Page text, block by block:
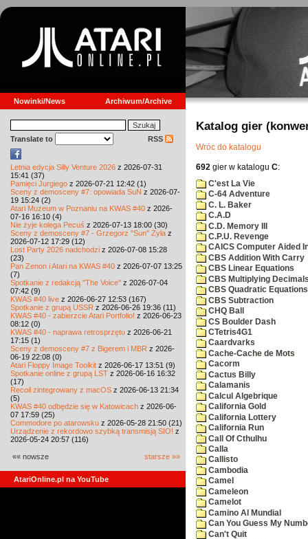
Nowinki/News Archiwum/Archive
Translate to RSS
Letnia edycja Silly Venture 2026 z 2026-07-31
15:41 (37)
Pamięci Jurgiego z 2026-07-21 12:42 (1)
Sceny z demosceny #7: opowiada SuN z 2026-07-
19 15:24 (2)
Atari Muzeum w Poznaniu na KWAS #40 z 2026-
07-16 16:10 (4)
Nie żyje kolega Pecuś z 2026-07-13 18:00 (30)
Sceny z demosceny #7 - Grzegorz "Sun" Żyła z
2026-07-12 17:29 (12)
Lost Party 2026 nadchodzi z 2026-07-08 15:28
(23)
Pan Zenon i Atari na KWAS #40 z 2026-07-07 13:25
(7)
Spotkanie z redakcją "The Voice" z 2026-07-04
07:42 (9)
KWAS #40 live z 2026-06-27 12:53 (167)
Spotkanie z grupą USSR z 2026-06-26 19:36 (11)
KWAS #40 - zabierzcie Atari Portfolio! z 2026-06-23
08:12 (0)
KWAS #40 - naprawa retrosprzętu z 2026-06-21
17:15 (1)
Sceny z demosceny #7 z Bigerem i MBR z 2026-
06-19 22:08 (0)
Atari Floppy Image Toolkit z 2026-06-17 13:51 (9)
Spotkanie online z grupą LST z 2026-06-16 16:32
(17)
Recoil zintegrowany z macOS z 2026-06-13 21:34
(5)
KWAS #40 odbędzie się w Katowicach z 2026-06-
07 17:59 (25)
Commodore po atarowsku z 2026-05-28 21:50 (21)
Urządzenie z rekordowo szybką transmisją SIO! z
2026-05-24 20:57 (116)
«« nowsze starsze »»
AtariOnline.pl na YouTube
Katalog gier
Wróc do katalogu
692 gier w katalogu C:
C'est La Vie
C-64 Adventure
C. L. Baker
C.A.D
C.D. Memory III
C.P.U. Revenge
CAICS Computer Aided
CBS Addition With Carry
CBS Linear Equations
CBS Multiplying
CBS Quadratic Equations
CBS Subtraction
CHQ Ball
CS Boulder Dash
CTetris4G1
Caardvarks
Cache-Cache de Mots
Cacorm
Cactus Billy
Calamanis
Calcul Algebrique
California Gold
California Lottery
California Run
Call Of Cthulhu
Calla
Callisto
Cambodia
Camel
Cameleon
Camelot
Camino Al Mundial
Can You Guess My
Can't Quit